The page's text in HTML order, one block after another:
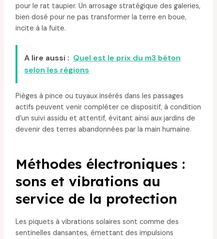
pour le rat taupier. Un arrosage stratégique des galeries,
bien dosé pour ne pas transformer la terre en boue,
incite à la fuite.
A lire aussi : Quel est le prix du m3 béton
selon les régions
Pièges à pince ou tuyaux insérés dans les passages
actifs peuvent venir compléter ce dispositif, à condition
d’un suivi assidu et attentif, évitant ainsi aux jardins de
devenir des terres abandonnées par la main humaine.
Méthodes électroniques :
sons et vibrations au
service de la protection
Les piquets à vibrations solaires sont comme des
sentinelles dansantes, émettant des impulsions